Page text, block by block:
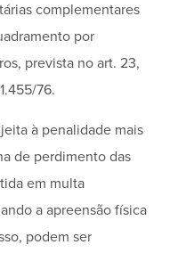
complementares
por
prevista no art. 23,
76.
à penalidade mais
de perdimento das
em multa
a apreensão física
podem ser